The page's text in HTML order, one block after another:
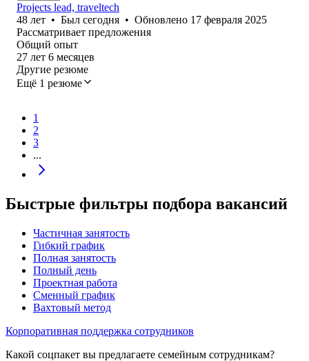
Projects lead, traveltech
48 лет • Был сегодня • Обновлено 17 февраля 2025
Рассматривает предложения
Общий опыт
27 лет 6 месяцев
Другие резюме
Ещё 1 резюме
1
2
3
...
Быстрые фильтры подбора вакансий
Частичная занятость
Гибкий график
Полная занятость
Полный день
Проектная работа
Сменный график
Вахтовый метод
Корпоративная поддержка сотрудников
Какой соцпакет вы предлагаете семейным сотрудникам?